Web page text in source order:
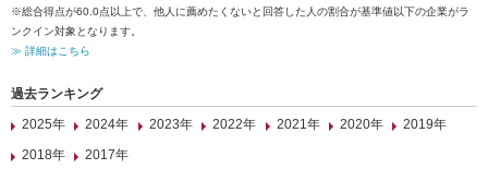
※総合得点が60.0点以上で、他人に薦めたくないと回答した人の割合が基準値以下の企業がラ
ンクイン対象となります。
≫ 詳細はこちら
過去ランキング
2025年
2024年 2023年 2022年 2021年 2020年
2019年
2018年
2017年